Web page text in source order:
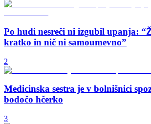
Po hudi nesreči ni izgubil upanja:
kratko in nič ni samoumevno”
2
Medicinska sestra je v bolnišnici
bodočo hčerko
3